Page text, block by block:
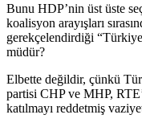
Bunu HDP’nin üst üste
koalisyon arayışları
gerekçelendirdiği
müdür?
Elbette değildir, çünkü
partisi CHP ve MHP,
katılmayı reddetmiş